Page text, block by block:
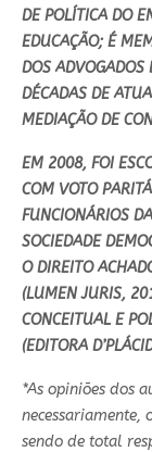
DE POLÍTICA DO
EDUCAÇÃO; É
DOS
DÉCADAS DE
MEDIAÇÃO DE
EM 2008, FOI
COM VOTO
FUNCIONÁRIOS
SOCIEDADE
O DIREITO
(LUMEN JURIS,
CONCEITUAL E
(EDITORA
*As opiniões dos
necessariamente,
sendo de total